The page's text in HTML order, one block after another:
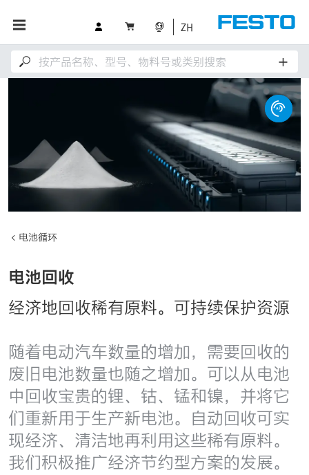
ZH
电池循环
电池回收
经济地回收稀有原料。可持续保护资源
随着电动汽车数量的增加，需要回收的
废旧电池数量也随之增加。可以从电池
中回收宝贵的锂、钴、锰和镍，并将它
们重新用于生产新电池。自动回收可实
现经济、清洁地再利用这些稀有原料。
我们积极推广经济节约型方案的发展。